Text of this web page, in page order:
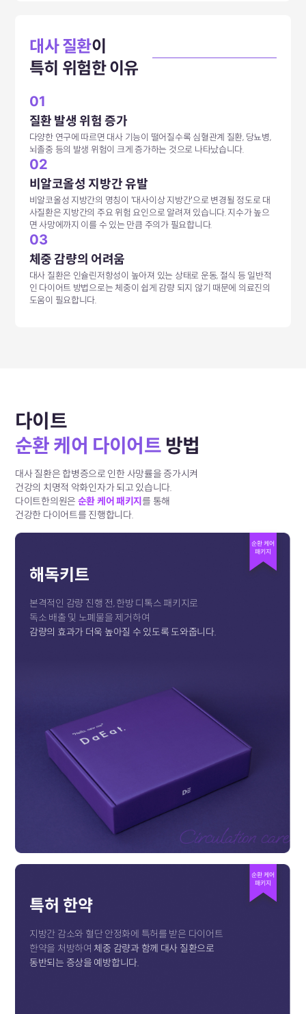
대사 질환이
특히 위험한 이유
01
질환 발생 위험 증가
다양한 연구에 따르면 대사 기능이 떨어질수록 심혈관계 질환, 당뇨병,
뇌졸중 등의 발생 위험이 크게 증가하는 것으로 나타났습니다.
02
비알코올성 지방간 유발
비알코올성 지방간의 명칭이 '대사이상 지방간'으로 변경될 정도로 대
사질환은 지방간의 주요 위험 요인으로 알려져 있습니다. 지수가 높으
면 사망에까지 이를 수 있는 만큼 주의가 필요합니다.
03
체중 감량의 어려움
대사 질환은 인슐린저항성이 높아져 있는 상태로 운동, 절식 등 일반적
인 다이어트 방법으로는 체중이 쉽게 감량 되지 않기 때문에 의료진의
도움이 필요합니다.
다이트
순환 케어 다이어트 방법
대사 질환은 합병증으로 인한 사망률을 증가시켜
건강의 치명적 악화인자가 되고 있습니다.
다이트한의원은순환 케어 패키지를 통해
건강한 다이어트를 진행합니다.
순환 케어
패키지
해독키트
본격적인 감량 진행 전, 한방 디톡스 패키지로
독소 배출 및 노폐물을 제거하여
감량의 효과가 더욱 높아질 수 있도록 도와줍니다.
순환 케어
패키지
특허 한약
지방간 감소와 혈단 안정화에 특허를 받은 다이어트
한약을 처방하여 체중 감량과 함께 대사 질환으로
동반되는 증상을 예방합니다.